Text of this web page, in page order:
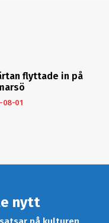
flyttade in på
08-01
nytt